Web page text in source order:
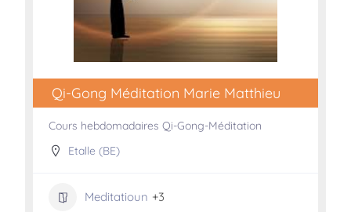
Qi-Gong Méditation Marie Matthieu
Cours hebdomadaires Qi-Gong-Méditation
Etalle (BE)
Meditatioun +3